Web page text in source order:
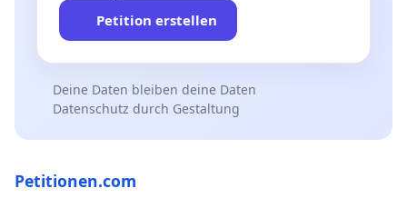
Petition erstellen
Deine Daten bleiben deine Daten
Datenschutz durch Gestaltung
Petitionen.com